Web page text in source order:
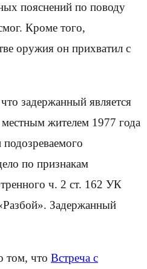
пояснений по поводу
Кроме того,
оружия он прихватил с
задержанный является
жителем 1977 года
по признакам
ч. 2 ст. 162 УК
Задержанный
том, что Встреча с